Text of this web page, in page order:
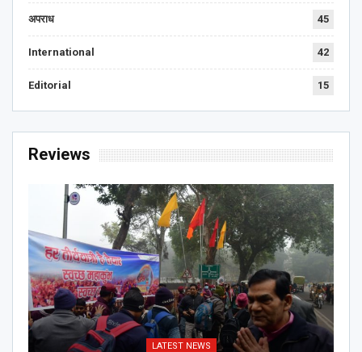
अपराध 45
International 42
Editorial 15
Reviews
LATEST NEWS